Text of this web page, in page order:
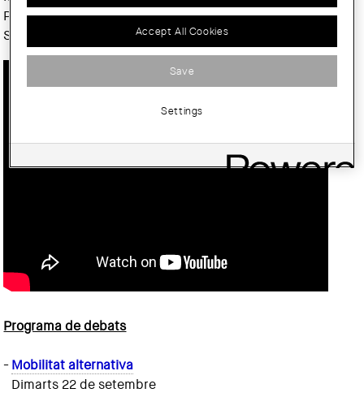
Pere Serra Amengual, Pere Solà, Antoni Solanas, Jordi
Sunyer i Lluís Torrens.
Programa de debats
-Mobilitat alternativa
Dimarts 22 de setembre
Accept All Cookies
Save
Settings